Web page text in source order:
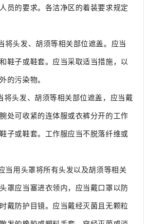
员的要求。各洁净区的着装要求规定
将头发、胡须等相关部位遮盖。应当
鞋子或鞋套。应当采取适当措施，以
的污染物。
将头发、胡须等相关部位遮盖，应当戴
处可收紧的连体服或衣裤分开的工作
子或鞋套。工作服应当不脱落纤维或
当用头罩将所有头发以及胡须等相关
罩应当塞进衣领内，应当戴口罩以防
戴防护目镜。应当戴经灭菌且无颗粒